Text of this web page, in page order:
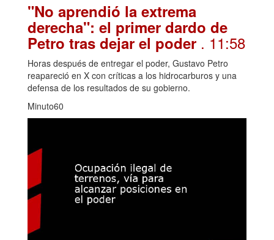
"No aprendió la extrema
derecha": el primer dardo de
Petro tras dejar el poder . 11:58
Horas después de entregar el poder, Gustavo Petro
reapareció en X con críticas a los hidrocarburos y una
defensa de los resultados de su gobierno.
Minuto60